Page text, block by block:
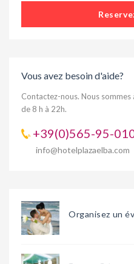
Vous avez besoin d'aide?
Contactez-nous. Nous
de 8 h à 22h.
+39(0)565-95-
info@hotelplazaelba.com
Organisez un